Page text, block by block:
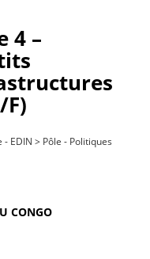
4 –
EDIN > Pôle - Politiques
CONGO